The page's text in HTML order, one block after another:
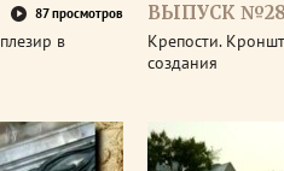
87 просмотров
в
ВЫПУСК
Крепости.
создания